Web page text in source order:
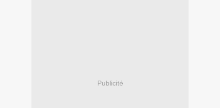
Publicité